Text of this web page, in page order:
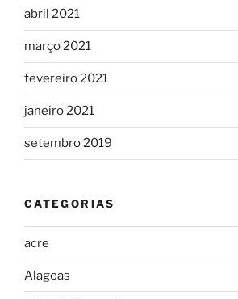
abril 2021
março 2021
fevereiro 2021
janeiro 2021
setembro 2019
CATEGORIAS
acre
Alagoas